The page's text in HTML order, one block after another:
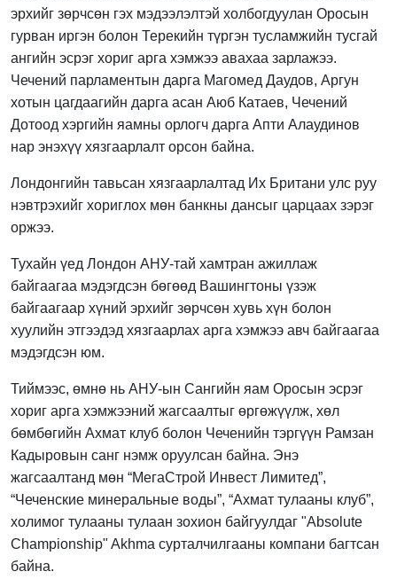
эрхийг зөрчсөн гэх мэдээлэлтэй холбогдуулан Оросын
гурван иргэн болон Терекийн түргэн тусламжийн тусгай
ангийн эсрэг хориг арга хэмжээ авахаа зарлажээ.
Чечений парламентын дарга Магомед Даудов, Аргун
хотын цагдаагийн дарга асан Аюб Катаев, Чечений
Дотоод хэргийн яамны орлогч дарга Апти Алаудинов
нар энэхүү хязгаарлалт орсон байна.
Лондонгийн тавьсан хязгаарлалтад Их Британи улс руу
нэвтрэхийг хориглох мөн банкны дансыг царцаах зэрэг
оржээ.
Тухайн үед Лондон АНУ-тай хамтран ажиллаж
байгаагаа мэдэгдсэн бөгөөд Вашингтоны үзэж
байгаагаар хүний эрхийг зөрчсөн хувь хүн болон
хуулийн этгээдэд хязгаарлах арга хэмжээ авч байгаагаа
мэдэгдсэн юм.
Тиймээс, өмнө нь АНУ-ын Сангийн яам Оросын эсрэг
хориг арга хэмжээний жагсаалтыг өргөжүүлж, хөл
бөмбөгийн Ахмат клуб болон Чеченийн тэргүүн Рамзан
Кадыровын санг нэмж оруулсан байна. Энэ
жагсаалтанд мөн “МегаСтрой Инвест Лимитед”,
“Чеченские минеральные воды”, “Ахмат тулааны клуб”,
холимог тулааны тулаан зохион байгуулдаг "Absolute
Championship" Akhma сурталчилгааны компани багтсан
байна.